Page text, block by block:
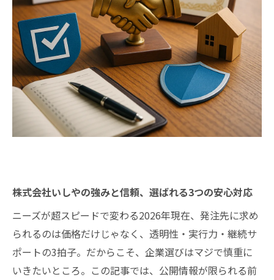
株式会社いしやの強みと信頼、選ばれる3つの安心対応
ニーズが超スピードで変わる2026年現在、発注先に求め
られるのは価格だけじゃなく、透明性・実行力・継続サ
ポートの3拍子。だからこそ、企業選びはマジで慎重に
いきたいところ。この記事では、公開情報が限られる前